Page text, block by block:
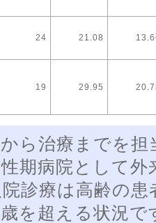
24 21.08
19 29.95
ら治療までを
期病院として外
診療は高齢の患
を超える状況で